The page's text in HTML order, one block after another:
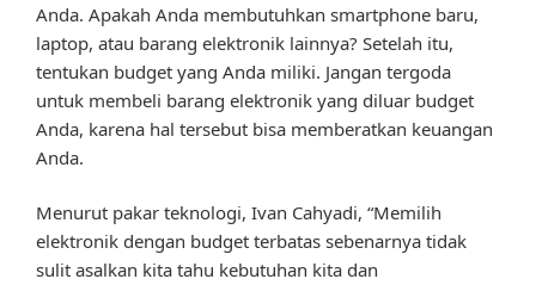
Anda. Apakah Anda membutuhkan smartphone baru,
laptop, atau barang elektronik lainnya? Setelah itu,
tentukan budget yang Anda miliki. Jangan tergoda
untuk membeli barang elektronik yang diluar budget
Anda, karena hal tersebut bisa memberatkan keuangan
Anda.
Menurut pakar teknologi, Ivan Cahyadi, “Memilih
elektronik dengan budget terbatas sebenarnya tidak
sulit asalkan kita tahu kebutuhan kita dan